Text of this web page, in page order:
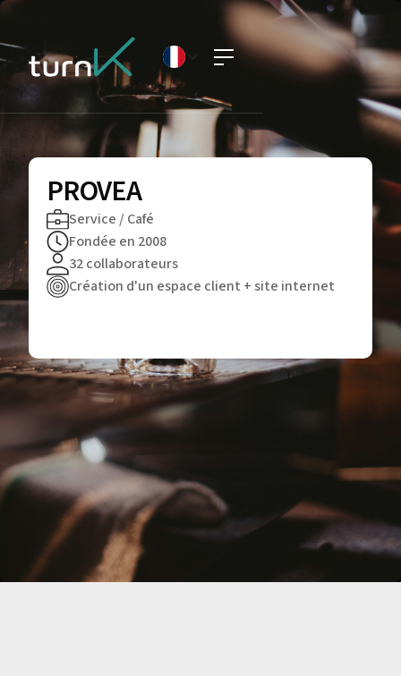
PROVEA
Service / Café
Fondée en 2008
32 collaborateurs
Création d'un espace client + site internet